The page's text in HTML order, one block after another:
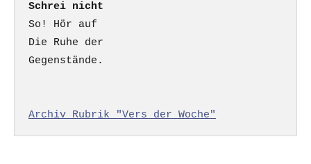
Schrei nicht
So! Hör auf
Die Ruhe der
Gegenstände.
Archiv Rubrik "Vers der Woche"